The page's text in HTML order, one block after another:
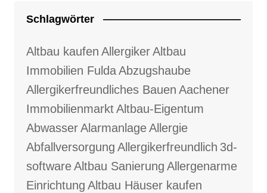
Schlagwörter
Altbau kaufen AllergikerAltbau
Immobilien FuldaAbzugshaube
Allergikerfreundliches Bauen Aachener
ImmobilienmarktAltbau-Eigentum
AbwasserAlarmanlageAllergie
Abfallversorgung Allergikerfreundlich 3d-
softwareAltbau Sanierung Allergenarme
Einrichtung Altbau Häuser kaufen